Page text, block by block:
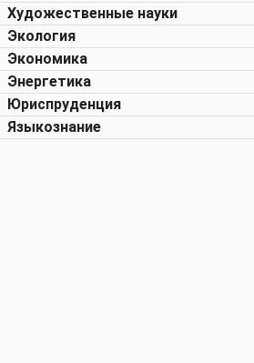
Художественные науки
Экология
Экономика
Энергетика
Юриспруденция
Языкознание